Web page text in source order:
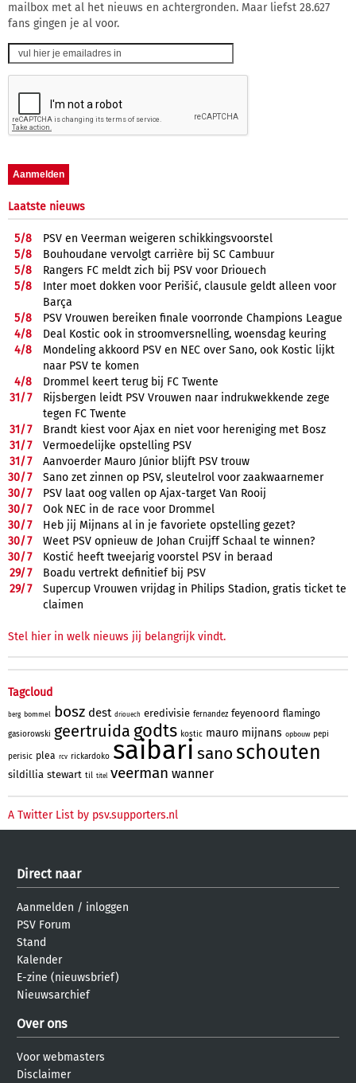
mailbox met al het nieuws en achtergronden. Maar liefst 28.627
fans gingen je al voor.
Laatste nieuws
5/8
PSV en Veerman weigeren schikkingsvoorstel
5/8
Bouhoudane vervolgt carrière bij SC Cambuur
5/8
Rangers FC meldt zich bij PSV voor Driouech
5/8
Inter moet dokken voor Perišić, clausule geldt alleen voor
Barça
5/8
PSV Vrouwen bereiken finale voorronde Champions League
4/8
Deal Kostic ook in stroomversnelling, woensdag keuring
4/8
Mondeling akkoord PSV en NEC over Sano, ook Kostic lijkt
naar PSV te komen
4/8
Drommel keert terug bij FC Twente
31/7
Rijsbergen leidt PSV Vrouwen naar indrukwekkende zege
tegen FC Twente
31/7
Brandt kiest voor Ajax en niet voor hereniging met Bosz
31/7
Vermoedelijke opstelling PSV
31/7
Aanvoerder Mauro Júnior blijft PSV trouw
30/7
Sano zet zinnen op PSV, sleutelrol voor zaakwaarnemer
30/7
PSV laat oog vallen op Ajax-target Van Rooij
30/7
Ook NEC in de race voor Drommel
30/7
Heb jij Mijnans al in je favoriete opstelling gezet?
30/7
Weet PSV opnieuw de Johan Cruijff Schaal te winnen?
30/7
Kostić heeft tweejarig voorstel PSV in beraad
29/7
Boadu vertrekt definitief bij PSV
29/7
Supercup Vrouwen vrijdag in Philips Stadion, gratis ticket te
claimen
Stel hier in welk nieuws jij belangrijk vindt.
Tagcloud
berg bommel bosz dest driouech eredivisie fernandez feyenoord flamingo
gasiorowski geertruida godts kostic mauro mijnans opbouw pepi
perisic plea rcv rickardoko saibari sanoschouten
sildillia stewart til titel veerman wanner
A Twitter List by psv.supporters.nl
Direct naar
Aanmelden / inloggen
PSV Forum
Stand
Kalender
E-zine (nieuwsbrief)
Nieuwsarchief
Over ons
Voor webmasters
Disclaimer